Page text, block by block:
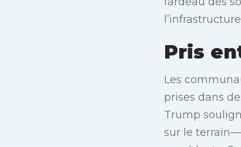
Pris
Les
prises dans
Trump
sur le